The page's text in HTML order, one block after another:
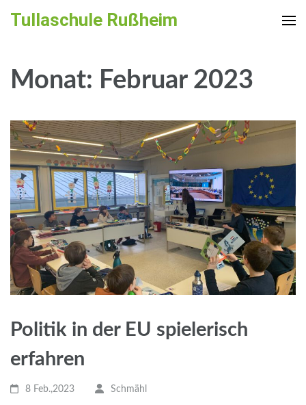
Inhalt
drücken)
Tullaschule Rußheim
Monat: Februar 2023
Politik in der EU spielerisch
erfahren
8 Feb.,2023 Schmähl